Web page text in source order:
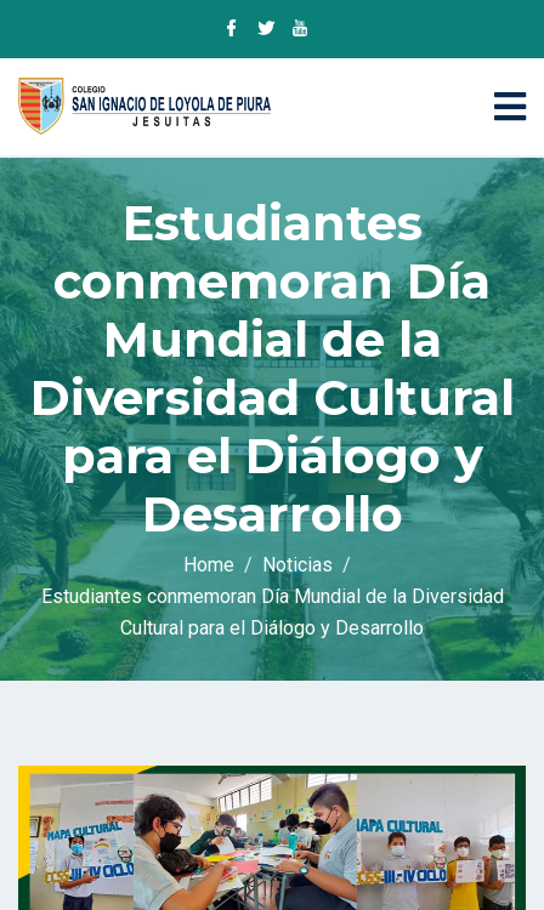
Estudiantes
conmemoran Día
Mundial de la
Diversidad Cultural
para el Diálogo y
Desarrollo
Home
Noticias
Estudiantes conmemoran Día Mundial de la Diversidad
Cultural para el Diálogo y Desarrollo